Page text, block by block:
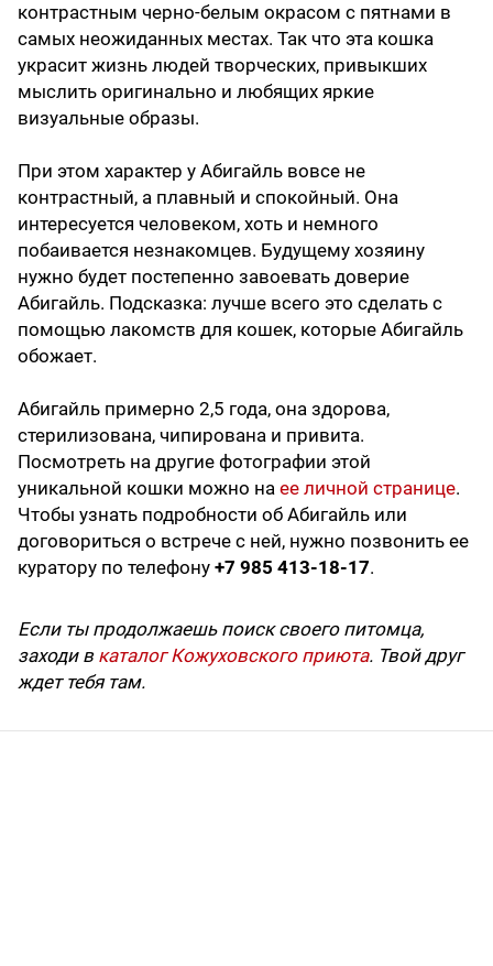
контрастным черно-белым окрасом с пятнами в
самых неожиданных местах. Так что эта кошка
украсит жизнь людей творческих, привыкших
мыслить оригинально и любящих яркие
визуальные образы.
При этом характер у Абигайль вовсе не
контрастный, а плавный и спокойный. Она
интересуется человеком, хоть и немного
побаивается незнакомцев. Будущему хозяину
нужно будет постепенно завоевать доверие
Абигайль. Подсказка: лучше всего это сделать с
помощью лакомств для кошек, которые Абигайль
обожает.
Абигайль примерно 2,5 года, она здорова,
стерилизована, чипирована и привита.
Посмотреть на другие фотографии этой
уникальной кошки можно на ее личной странице.
Чтобы узнать подробности об Абигайль или
договориться о встрече с ней, нужно позвонить ее
куратору по телефону +7 985 413-18-17.
Если ты продолжаешь поиск своего питомца,
заходи в каталог Кожуховского приюта. Твой друг
ждет тебя там.